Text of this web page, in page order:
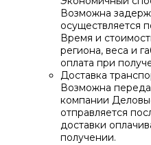
Возможна
осуществляется
Время и
региона, веса и
оплата при
Доставка
Возможна
компании
отправляется
доставки
получении.